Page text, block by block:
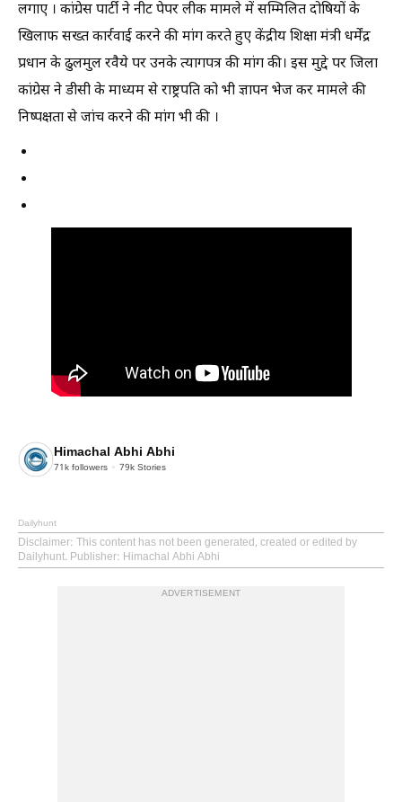
लगाए । कांग्रेस पार्टी ने नीट पेपर लीक मामले में सम्मिलित दोषियों के
खिलाफ सख्त कार्रवाई करने की मांग करते हुए केंद्रीय शिक्षा मंत्री धर्मेंद्र
प्रधान के ढुलमुल रवैये पर उनके त्यागपत्र की मांग की। इस मुद्दे पर जिला
कांग्रेस ने डीसी के माध्यम से राष्ट्रपति को भी ज्ञापन भेज कर मामले की
निष्पक्षता से जांच करने की मांग भी की ।
Himachal Abhi Abhi
71k followers 79k Stories
Dailyhunt
Disclaimer: This content has not been generated, created or edited by
Dailyhunt. Publisher: Himachal Abhi Abhi
ADVERTISEMENT